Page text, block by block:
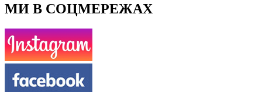
МИ В СОЦМЕРЕЖАХ